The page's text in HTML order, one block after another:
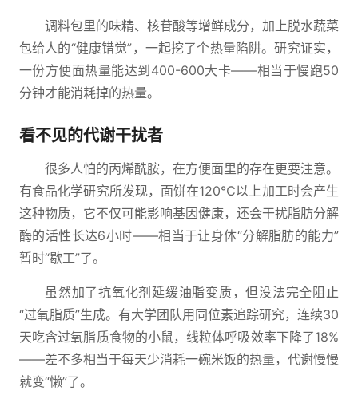
调料包里的味精、核苷酸等增鲜成分，加上脱水蔬菜
包给人的“健康错觉”，一起挖了个热量陷阱。研究证实，
一份方便面热量能达到400-600大卡——相当于慢跑50
分钟才能消耗掉的热量。
看不见的代谢干扰者
很多人怕的丙烯酰胺，在方便面里的存在更要注意。
有食品化学研究所发现，面饼在120℃以上加工时会产生
这种物质，它不仅可能影响基因健康，还会干扰脂肪分解
酶的活性长达6小时——相当于让身体“分解脂肪的能力”
暂时“歇工”了。
虽然加了抗氧化剂延缓油脂变质，但没法完全阻止
“过氧脂质”生成。有大学团队用同位素追踪研究，连续30
天吃含过氧脂质食物的小鼠，线粒体呼吸效率下降了18%
——差不多相当于每天少消耗一碗米饭的热量，代谢慢慢
就变“懒”了。